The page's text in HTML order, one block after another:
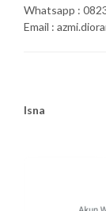
Whatsapp :
Email :
Isna